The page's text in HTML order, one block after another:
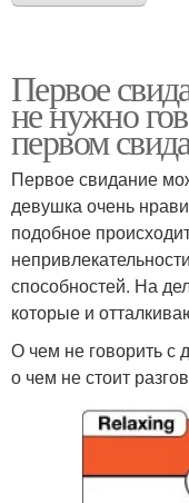
Первое
не нужно
первом
Первое свидание
девушка очень
подобное
способностей. На
которые и
О чем не говорить с
о чем не стоит